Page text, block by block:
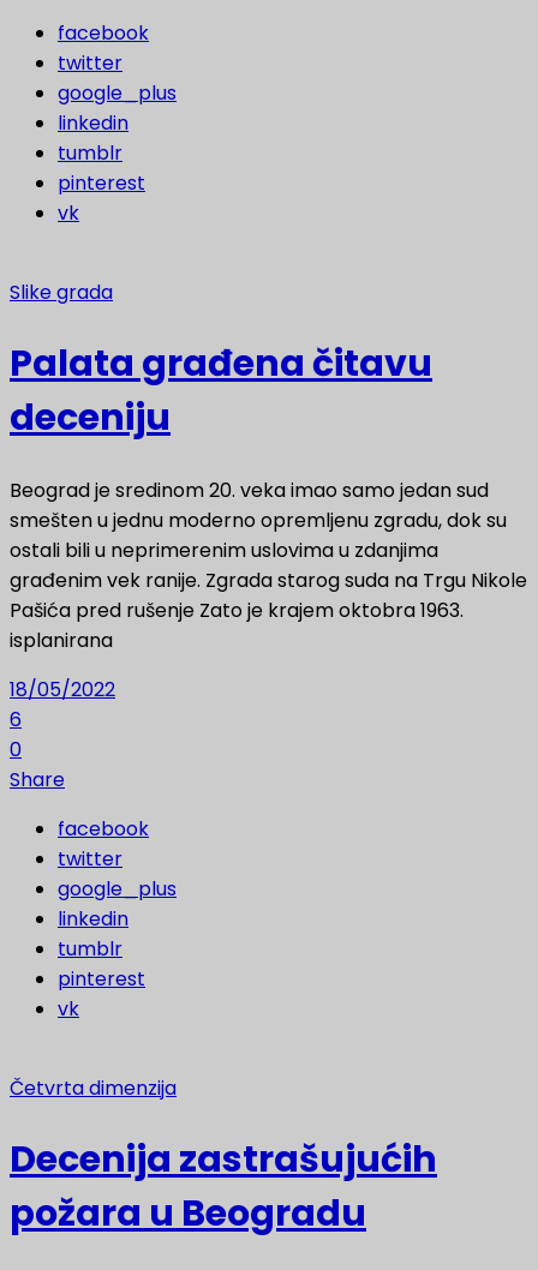
facebook
twitter
google_plus
linkedin
tumblr
pinterest
vk
Slike grada
Palata građena čitavu
deceniju
Beograd je sredinom 20. veka imao samo jedan sud
smešten u jednu moderno opremljenu zgradu, dok su
ostali bili u neprimerenim uslovima u zdanjima
građenim vek ranije. Zgrada starog suda na Trgu Nikole
Pašića pred rušenje Zato je krajem oktobra 1963.
isplanirana
18/05/2022
6
0
Share
facebook
twitter
google_plus
linkedin
tumblr
pinterest
vk
Četvrta dimenzija
Decenija zastrašujućih
požara u Beogradu